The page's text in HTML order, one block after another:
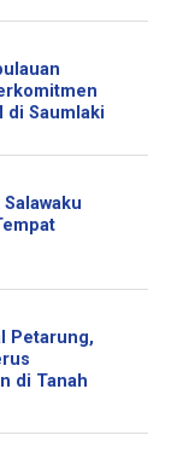
di Saumlaki
Petarung,
di Tanah